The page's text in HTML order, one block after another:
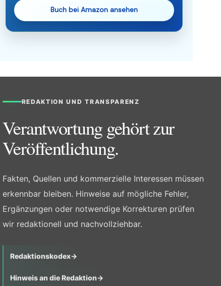
Buch bei Amazon ansehen
REDAKTION UND TRANSPARENZ
Verantwortung gehört zur
Veröffentlichung.
Fakten, Quellen und kommerzielle Interessen müssen
erkennbar bleiben. Hinweise auf mögliche Fehler,
Ergänzungen oder notwendige Korrekturen prüfen
wir redaktionell und nachvollziehbar.
Redaktionskodex→
Hinweis an die Redaktion→